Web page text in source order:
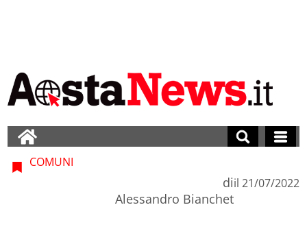
COMUNI
di
Alessandro Bianchet
il 21/07/2022